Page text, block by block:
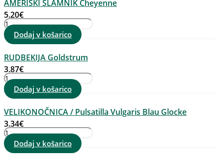
Tataricum
količina
AMERIŠKI SLAMNIK Cheyenne
5.20€
AMERIŠKI
SLAMNIK
Cheyenne
Dodaj v košarico
RUDBEKIJA Goldstrum
3.87€
RUDBEKIJA
Goldstrum
količina
Dodaj v košarico
VELIKONOČNICA / Pulsatilla Vulgaris Blau Glocke
3.34€
VELIKONOČNICA
/
Pulsatilla
Dodaj v košarico